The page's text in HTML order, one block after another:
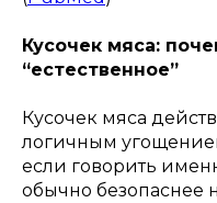
Кусочек мяса:
“естественное”
Кусочек мяса
логичным
если говорить
обычно безопаснее